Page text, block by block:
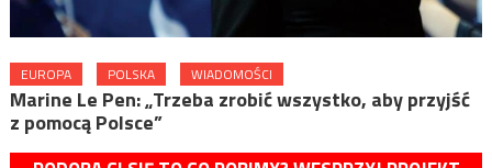
EUROPA POLSKA WIADOMOŚCI
Marine Le Pen: „Trzeba zrobić wszystko, aby przyjść
z pomocą Polsce”